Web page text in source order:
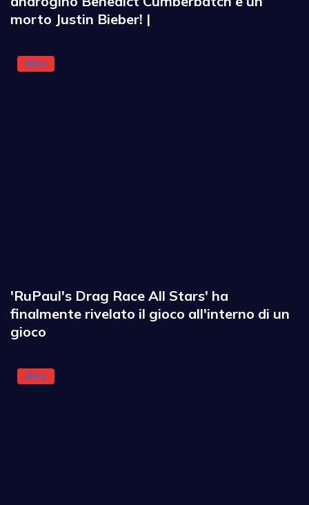
morto Justin Bieber! |
Altro
'RuPaul's Drag Race All Stars' ha
finalmente rivelato il gioco all'interno di un
gioco
Altro